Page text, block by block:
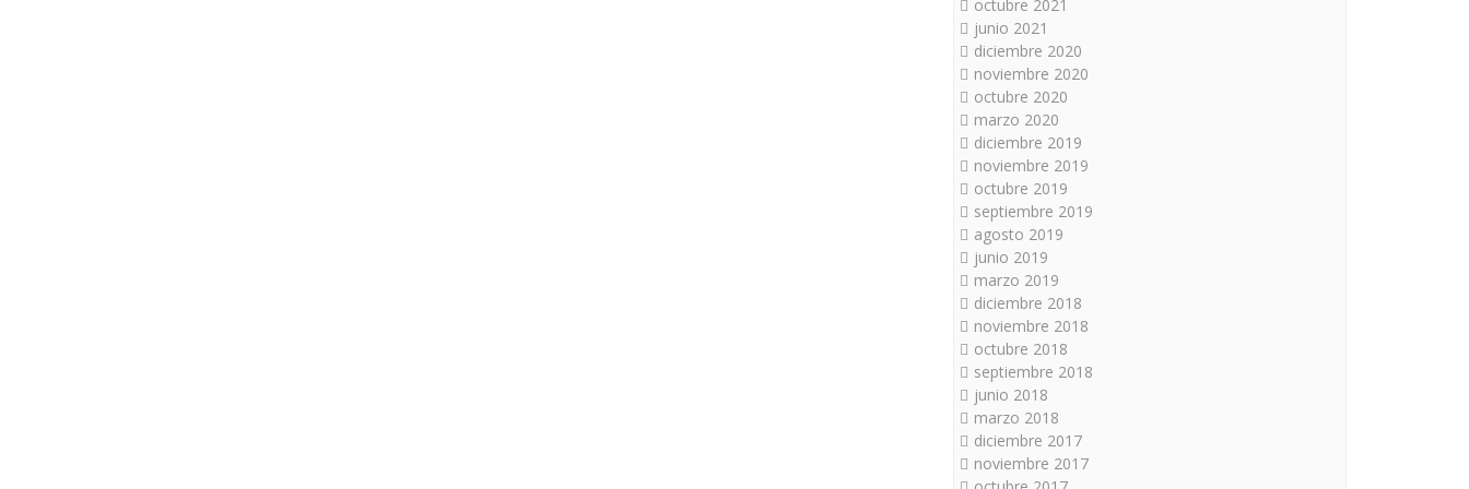
octubre 2021
junio 2021
diciembre 2020
noviembre 2020
octubre 2020
marzo 2020
diciembre 2019
noviembre 2019
octubre 2019
septiembre 2019
agosto 2019
junio 2019
marzo 2019
diciembre 2018
noviembre 2018
octubre 2018
septiembre 2018
junio 2018
marzo 2018
diciembre 2017
noviembre 2017